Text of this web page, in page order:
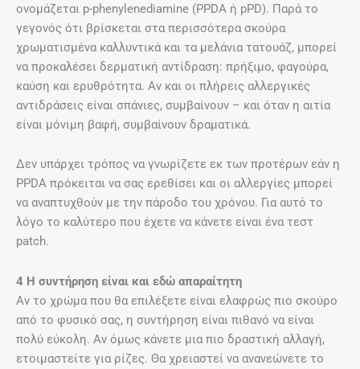
ονομάζεται p-phenylenediamine (PPDA ή pPD). Παρά το
γεγονός ότι βρίσκεται στα περισσότερα σκούρα
χρωματισμένα καλλυντικά και τα μελάνια τατουάζ, μπορεί
να προκαλέσει δερματική αντίδραση: πρήξιμο, φαγούρα,
καύση και ερυθρότητα. Αν και οι πλήρεις αλλεργικές
αντιδράσεις είναι σπάνιες, συμβαίνουν – και όταν η αιτία
είναι μόνιμη βαφή, συμβαίνουν δραματικά.
Δεν υπάρχει τρόπος να γνωρίζετε εκ των προτέρων εάν η
PPDA πρόκειται να σας ερεθίσει και οι αλλεργίες μπορεί
να αναπτυχθούν με την πάροδο του χρόνου. Για αυτό το
λόγο το καλύτερο που έχετε να κάνετε είναι ένα τεστ
patch.
4 Η συντήρηση είναι και εδώ απαραίτητη
Αν το χρώμα που θα επιλέξετε είναι ελαφρώς πιο σκούρο
από το φυσικό σας, η συντήρηση είναι πιθανό να είναι
πολύ εύκολη. Αν όμως κάνετε μια πιο δραστική αλλαγή,
ετοιμαστείτε για ρίζες. Θα χρειαστεί να ανανεώνετε το